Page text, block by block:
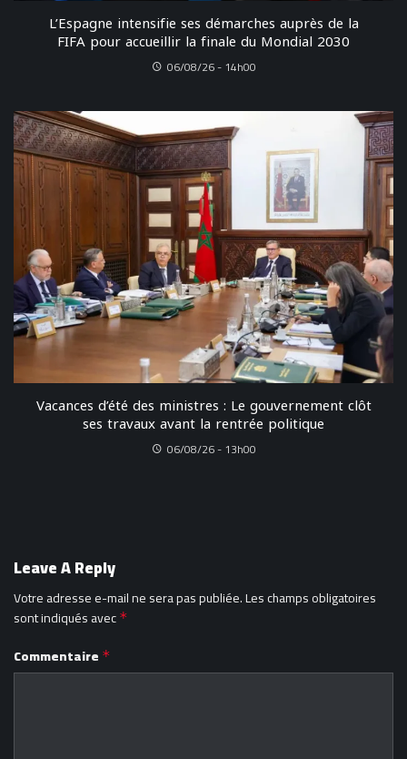
L’Espagne intensifie ses démarches auprès de la
FIFA pour accueillir la finale du Mondial 2030
06/08/26 - 14h00
Vacances d’été des ministres : Le gouvernement clôt
ses travaux avant la rentrée politique
06/08/26 - 13h00
Leave A Reply
Votre adresse e-mail ne sera pas publiée.Les champs obligatoires
sont indiqués avec *
Commentaire *